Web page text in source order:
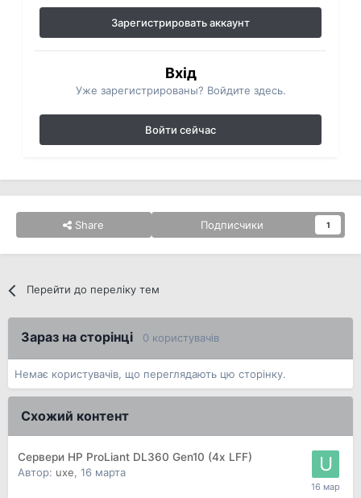
Зарегистрировать аккаунт
Вхід
Уже зарегистрированы? Войдите здесь.
Войти сейчас
Share Подписчики 1
Перейти до переліку тем
Зараз на сторінці 0 користувачів
Немає користувачів, що переглядають цю сторінку.
Схожий контент
Сервери HP ProLiant DL360 Gen10 (4x LFF)
Автор: uxe, 16 марта